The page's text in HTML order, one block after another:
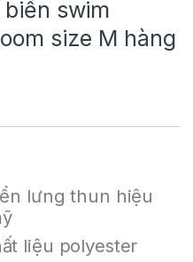
swim
size M hàng
lưng thun hiệu
liệu polyester